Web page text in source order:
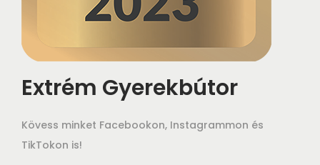
Extrém Gyerekbútor
Kövess minket Facebookon, Instagrammon és
TikTokon is!